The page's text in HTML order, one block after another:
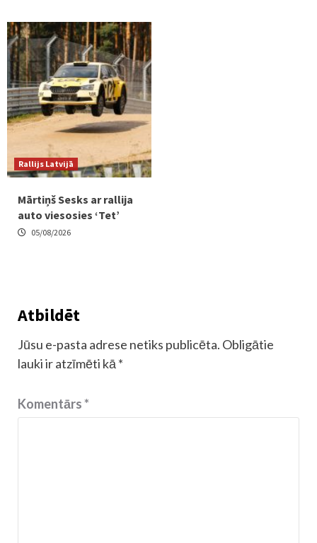
Rallijs Latvijā
Mārtiņš Sesks ar rallija
auto viesosies ‘Tet’
05/08/2026
Atbildēt
Jūsu e-pasta adrese netiks publicēta. Obligātie
lauki ir atzīmēti kā *
Komentārs*